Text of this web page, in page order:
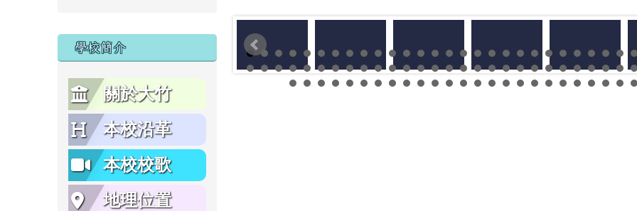
學校簡介
關於大竹
本校沿革
本校校歌
地理位置